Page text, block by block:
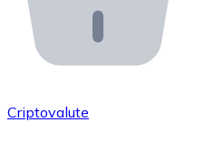
API Bitnovo
Integra la nostra API
Unisciti alla nostra rete
Criptovalute